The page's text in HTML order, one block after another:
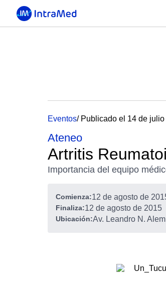
Eventos/ Publicado el 14 de
Ateneo
Artritis
Importancia del equipo
Comienza:12 de agosto de
Finaliza:12 de agosto de 2015
Ubicación:Av. Leandro N.